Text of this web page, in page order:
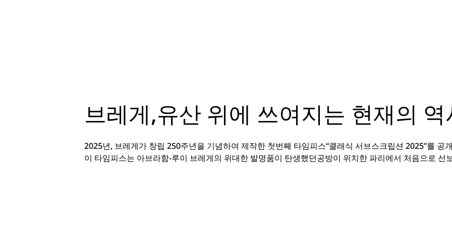
브레게,유산 위에 쓰여지는 현재의 역
2025년, 브레게가 창립 250주년을 기념하여 제작한 첫번째 타임피스“클래식 서브스크립션 2025”를 공
이 타임피스는 아브라함-루이 브레게의 위대한 발명품이 탄생했던공방이 위치한 파리에서 처음으로 선